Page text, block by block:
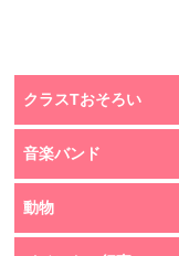
クラスTおそろい
音楽バンド
動物